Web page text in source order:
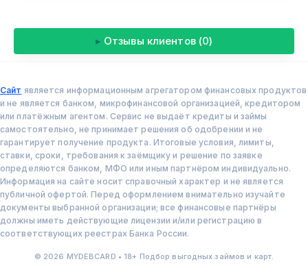
▸ Отзывы клиентов (0)
Сайт является информационным агрегатором финансовых продуктов
и не является банком, микрофинансовой организацией, кредитором
или платёжным агентом. Сервис не выдаёт кредиты и займы
самостоятельно, не принимает решения об одобрении и не
гарантирует получение продукта. Итоговые условия, лимиты,
ставки, сроки, требования к заёмщику и решение по заявке
определяются банком, МФО или иным партнёром индивидуально.
Информация на сайте носит справочный характер и не является
публичной офертой. Перед оформлением внимательно изучайте
документы выбранной организации; все финансовые партнёры
должны иметь действующие лицензии и/или регистрацию в
соответствующих реестрах Банка России.
© 2026 MYDEBCARD • 18+ Подбор выгодных займов и карт.